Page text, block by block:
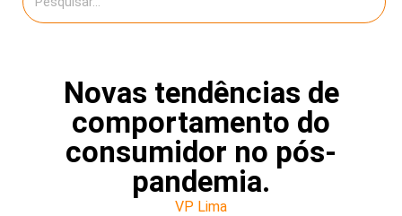
Novas tendências de
comportamento do
consumidor no pós-
pandemia.
VP Lima